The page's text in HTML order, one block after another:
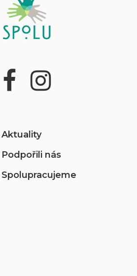
Aktuality
Podpořili nás
Spolupracujeme